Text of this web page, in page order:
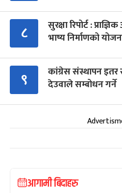
८
सुरक्षा रिपोर्ट :
भाष्य निर्माणको
९
कांग्रेस संस्थापन इतर
देउवाले सम्बोधन गर्ने
आगामी बिदाहरु